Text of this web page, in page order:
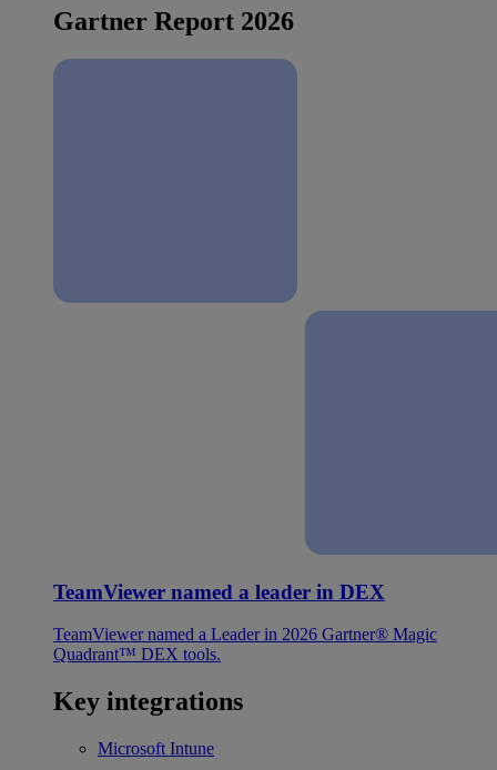
Gartner Report 2026
TeamViewer named a leader in DEX
TeamViewer named a Leader in 2026 Gartner® Magic
Quadrant™ DEX tools.
Key integrations
Microsoft Intune